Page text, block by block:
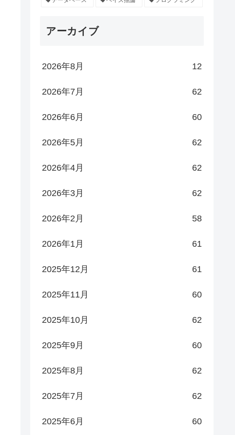
アーカイブ
2026年8月 12
2026年7月 62
2026年6月 60
2026年5月 62
2026年4月 62
2026年3月 62
2026年2月 58
2026年1月 61
2025年12月 61
2025年11月 60
2025年10月 62
2025年9月 60
2025年8月 62
2025年7月 62
2025年6月 60